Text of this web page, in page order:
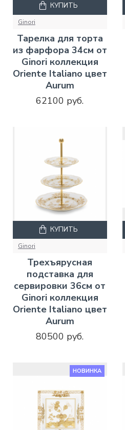
Ginori
Тарелка для торта
из фарфора 34см от
Ginori коллекция
Oriente Italiano цвет
Aurum
62100 руб.
КУПИТЬ
Ginori
Трехъярусная
подставка для
сервировки 36см от
Ginori коллекция
Oriente Italiano цвет
Aurum
80500 руб.
КУПИТЬ
НОВИНКА